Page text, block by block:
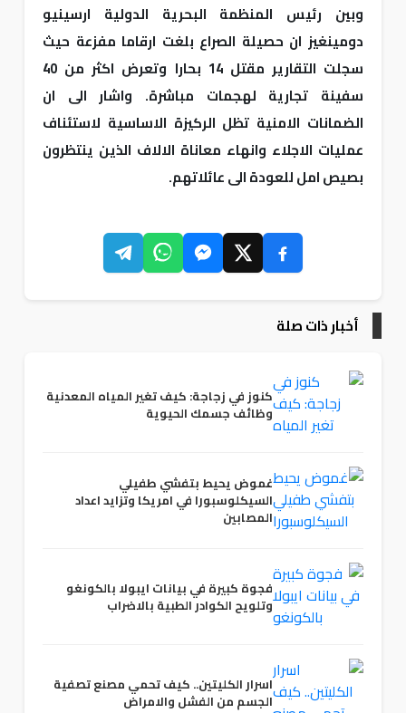
وبين رئيس المنظمة البحرية الدولية ارسينيو
دومينغيز ان حصيلة الصراع بلغت ارقاما مفزعة حيث
سجلت التقارير مقتل 14 بحارا وتعرض اكثر من 40
سفينة تجارية لهجمات مباشرة. واشار الى ان
الضمانات الامنية تظل الركيزة الاساسية لاستئناف
عمليات الاجلاء وانهاء معاناة الالاف الذين ينتظرون
بصيص امل للعودة الى عائلاتهم.
أخبار ذات صلة
كنوز في زجاجة: كيف تغير المياه المعدنية
وظائف جسمك الحيوية
غموض يحيط بتفشي طفيلي
السيكلوسبورا في امريكا وتزايد اعداد
المصابين
فجوة كبيرة في بيانات ايبولا بالكونغو
وتلويح الكوادر الطبية بالاضراب
اسرار الكليتين.. كيف تحمي مصنع تصفية
الجسم من الفشل والامراض